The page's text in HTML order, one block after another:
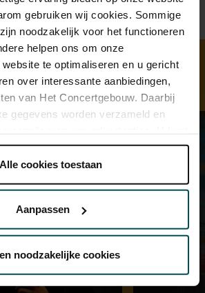
gebruiken wij cookies. Sommige
noodzakelijk voor het functioneren
helpen ons om onze
te optimaliseren en u gericht
over interessante aanbiedingen,
van Het Concertgebouw. Daarbij
gegevens worden verzameld en
welke cookies wij mogen
hier. Lees onze
op onze website kunt u uw
Alle cookies toestaan
Aanpassen
noodzakelijke cookies